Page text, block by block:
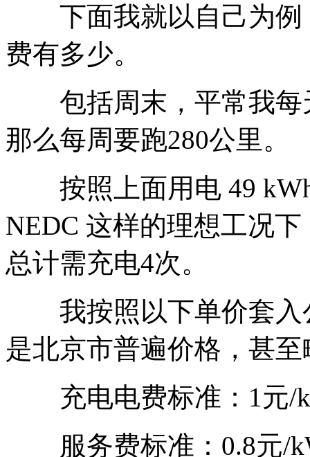
下面我就以自己为例
费有多少。
包括周末，平常我每
那么每周要跑280公里。
按照上面用电 49
NEDC 这样的理想工况
总计需充电4次。
我按照以下单价套入
是北京市普遍价格，甚
充电电费标准：1元/
服务费标准：0.8元/